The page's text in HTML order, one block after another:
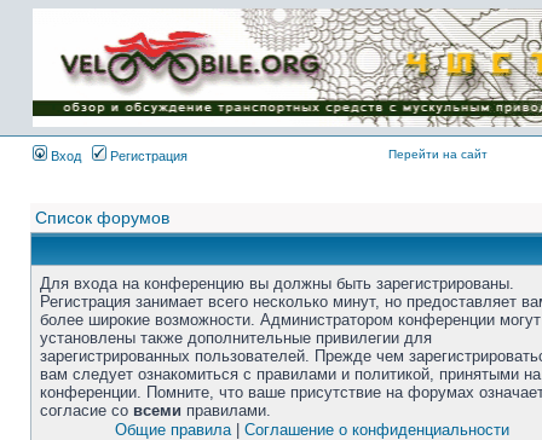
Вход Регистрация Перейти на сайт
Список форумов
Для входа на конференцию вы должны быть зарегистрированы.
Регистрация занимает всего несколько минут, но предоставляет
более широкие возможности. Администратором конференции
установлены также дополнительные привилегии для
зарегистрированных пользователей. Прежде чем
вам следует ознакомиться с правилами и политикой, принятыми на
конференции. Помните, что ваше присутствие на форумах
согласие со всеми правилами.
Общие правила| Соглашение о конфиденциальности